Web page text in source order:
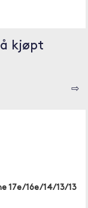
kjøpt
⇨
17e/16e/14/13/13